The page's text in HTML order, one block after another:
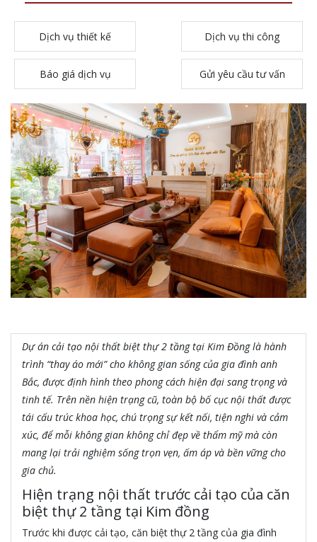
Dịch vụ thiết kế Dịch vụ thi công
Báo giá dịch vụ Gửi yêu cầu tư vấn
Dự án cải tạo nội thất biệt thự 2 tầng tại Kim Đồng là hành
trình “thay áo mới” cho không gian sống của gia đình anh
Bắc, được định hình theo phong cách hiện đại sang trọng và
tinh tế. Trên nền hiện trạng cũ, toàn bộ bố cục nội thất được
tái cấu trúc khoa học, chú trọng sự kết nối, tiện nghi và cảm
xúc, để mỗi không gian không chỉ đẹp về thẩm mỹ mà còn
mang lại trải nghiệm sống trọn vẹn, ấm áp và bền vững cho
gia chủ.
Hiện trạng nội thất trước cải tạo của căn
biệt thự 2 tầng tại Kim đồng
Trước khi được cải tạo, căn biệt thự 2 tầng của gia đình